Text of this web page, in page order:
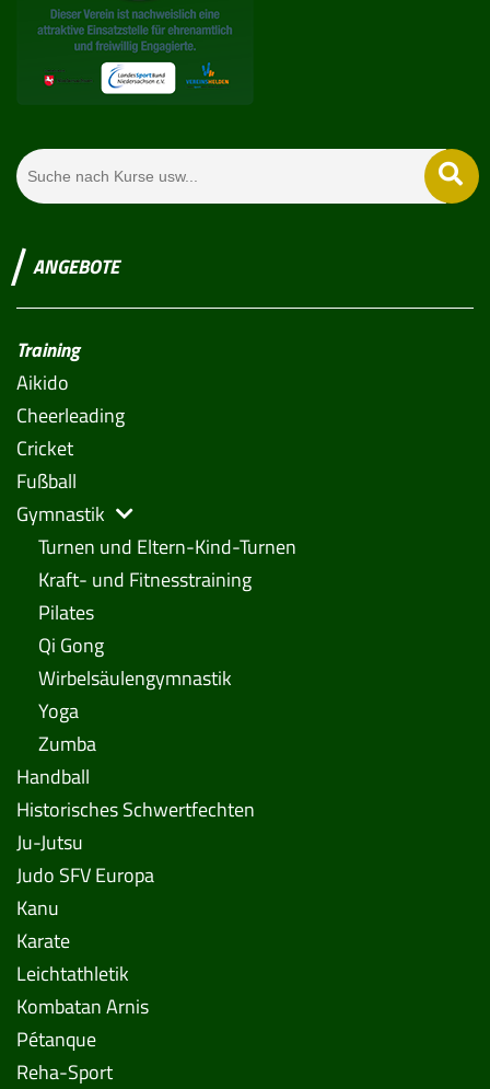
ANGEBOTE
Training
Aikido
Cheerleading
Cricket
Fußball
Gymnastik
Turnen und Eltern-Kind-Turnen
Kraft- und Fitnesstraining
Pilates
Qi Gong
Wirbelsäulengymnastik
Yoga
Zumba
Handball
Historisches Schwertfechten
Ju-Jutsu
Judo SFV Europa
Kanu
Karate
Leichtathletik
Kombatan Arnis
Pétanque
Reha-Sport